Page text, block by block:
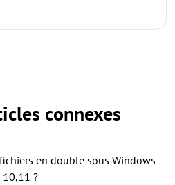
connexes
en double sous Windows
10,11 ?